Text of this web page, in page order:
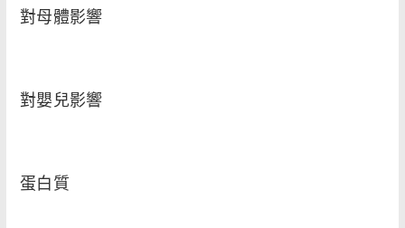
對母體影響
對嬰兒影響
蛋白質